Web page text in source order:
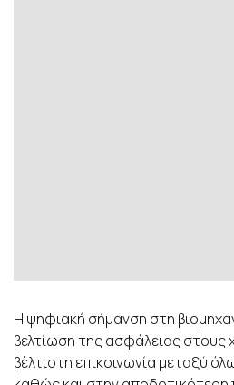
Η ψηφιακή σήμανση στη
βελτίωση της ασφάλειας στους
βέλτιστη επικοινωνία μεταξύ